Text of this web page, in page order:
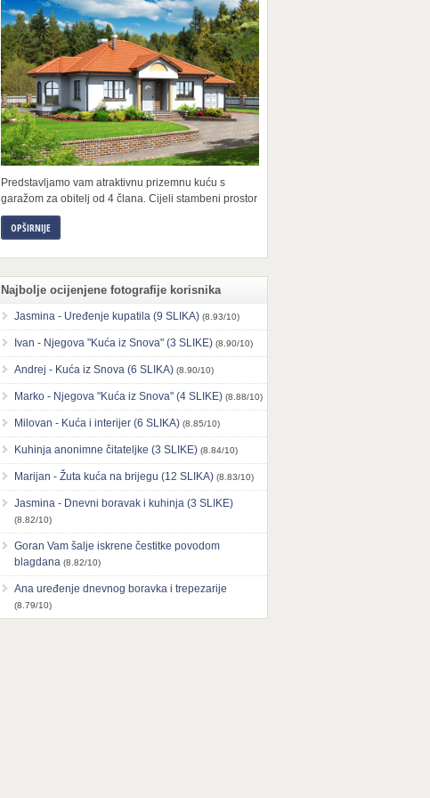
Predstavljamo vam atraktivnu prizemnu kuću s
garažom za obitelj od 4 člana. Cijeli stambeni prostor
OPŠIRNIJE
Najbolje ocijenjene fotografije korisnika
Jasmina - Uređenje kupatila (9 SLIKA) (8.93/10)
Ivan - Njegova "Kuća iz Snova" (3 SLIKE) (8.90/10)
Andrej - Kuća iz Snova (6 SLIKA) (8.90/10)
Marko - Njegova "Kuća iz Snova" (4 SLIKE) (8.88/10)
Milovan - Kuća i interijer (6 SLIKA) (8.85/10)
Kuhinja anonimne čitateljke (3 SLIKE) (8.84/10)
Marijan - Žuta kuća na brijegu (12 SLIKA) (8.83/10)
Jasmina - Dnevni boravak i kuhinja (3 SLIKE)
(8.82/10)
Goran Vam šalje iskrene čestitke povodom
blagdana (8.82/10)
Ana uređenje dnevnog boravka i trepezarije
(8.79/10)